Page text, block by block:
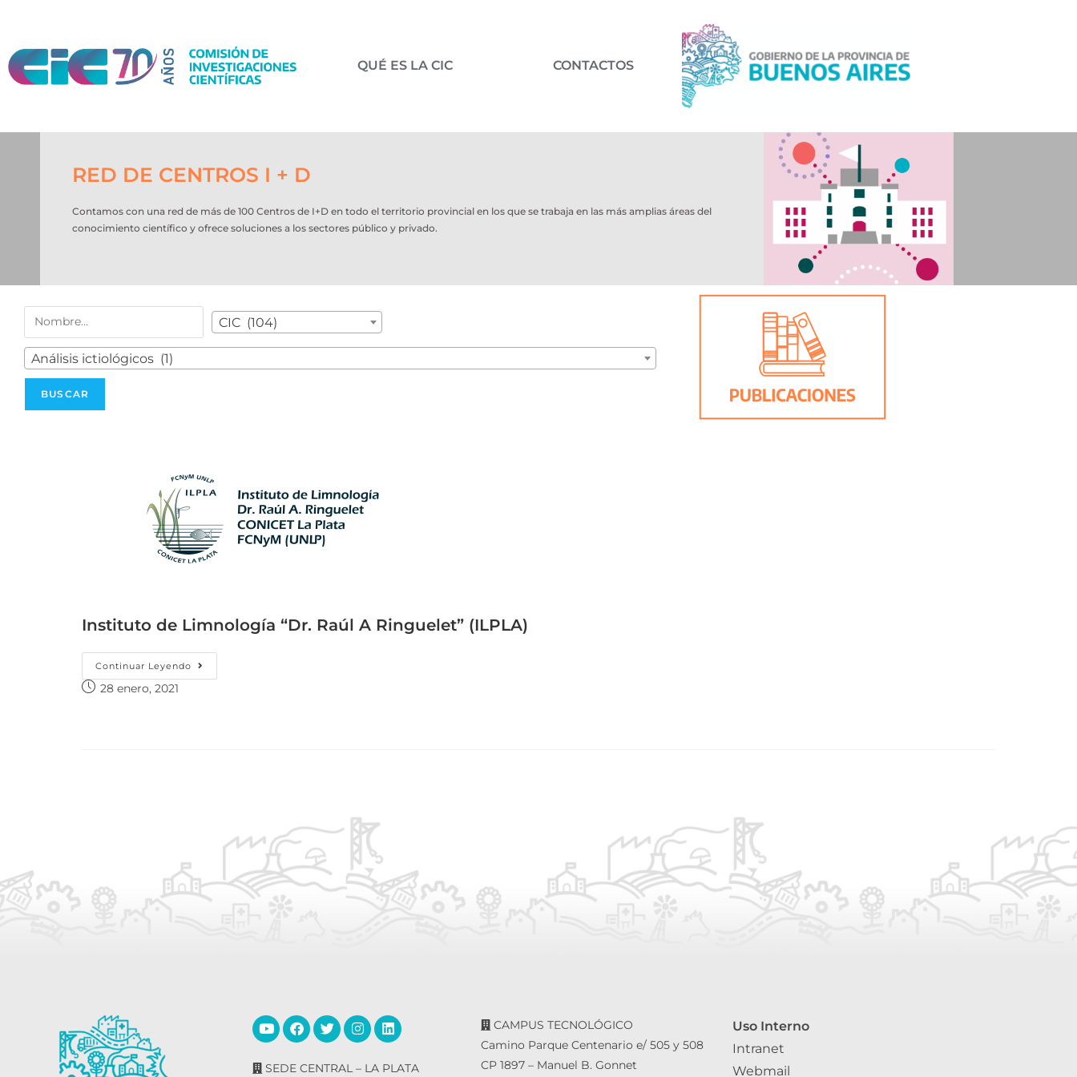
QUÉ ES LA CIC CONTACTOS
RED DE CENTROS I + D
Contamos con una red de más de 100 Centros de I+D en todo el territorio provincial en los que se trabaja en las más amplias áreas del
conocimiento científico y ofrece soluciones a los sectores público y privado.
CIC (104)
Análisis ictiológicos (1)
Instituto de Limnología “Dr. Raúl A Ringuelet” (ILPLA)
Continuar Leyendo
28 enero, 2021
SEDE CENTRAL – LA PLATA
CAMPUS TECNOLÓGICO
Camino Parque Centenario e/ 505 y 508
CP 1897 – Manuel B. Gonnet
Uso Interno
Intranet
Webmail